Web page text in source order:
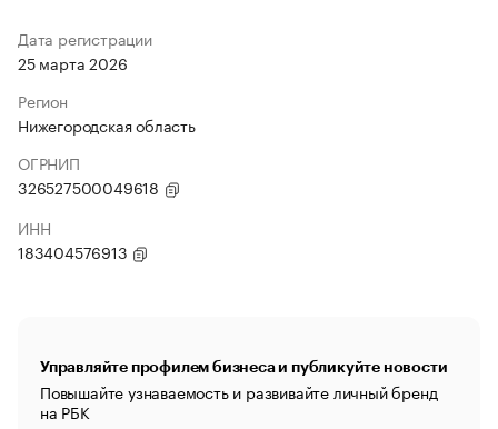
Дата регистрации
25 марта 2026
Регион
Нижегородская область
ОГРНИП
326527500049618
ИНН
183404576913
Управляйте профилем бизнеса и публикуйте новости
Повышайте узнаваемость и развивайте личный бренд
на РБК